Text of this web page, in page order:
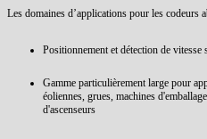
Les domaines d’applications pour les codeurs
Positionnement et détection de vitesse
Gamme particulièrement large pour
éoliennes, grues, machines
d'ascenseurs